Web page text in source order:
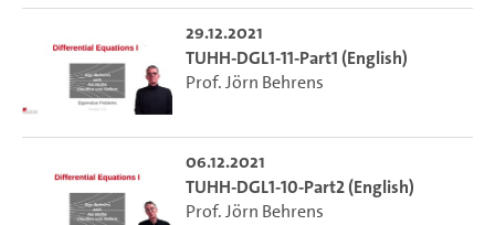
29.12.2021
TUHH-DGL1-11-Part1 (English)
Prof. Jörn Behrens
06.12.2021
TUHH-DGL1-10-Part2 (English)
Prof. Jörn Behrens